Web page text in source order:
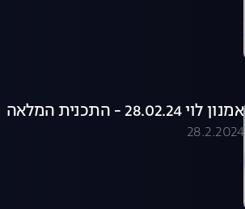
אמנון לוי 28.02.24 - התכנית המלאה
28.2.2024